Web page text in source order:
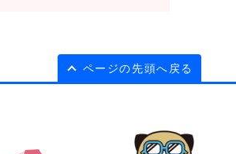
ページの先頭へ戻る